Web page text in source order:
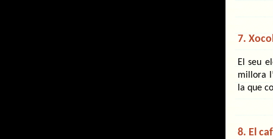
7.
El seu
millora
la que
8. El